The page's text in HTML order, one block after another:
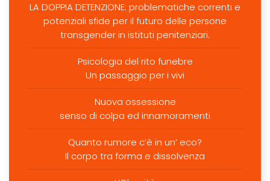
LA DOPPIA DETENZIONE: problematiche correnti e
potenziali sfide per il futuro delle persone
transgender in istituti penitenziari.
Psicologia del rito funebre
Un passaggio per i vivi
Nuova ossessione
senso di colpa ed innamoramenti
Quanto rumore c’è in un’ eco?
Il corpo tra forma e dissolvenza